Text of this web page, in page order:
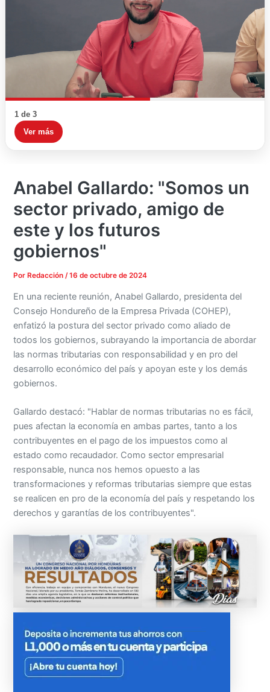
1 de 3
Ver más
Anabel Gallardo: "Somos un
sector privado, amigo de
este y los futuros
gobiernos"
PorRedacción /16 de octubre de 2024
En una reciente reunión, Anabel Gallardo, presidenta del
Consejo Hondureño de la Empresa Privada (COHEP),
enfatizó la postura del sector privado como aliado de
todos los gobiernos, subrayando la importancia de abordar
las normas tributarias con responsabilidad y en pro del
desarrollo económico del país y apoyan este y los demás
gobiernos.
Gallardo destacó: "Hablar de normas tributarias no es fácil,
pues afectan la economía en ambas partes, tanto a los
contribuyentes en el pago de los impuestos como al
estado como recaudador. Como sector empresarial
responsable, nunca nos hemos opuesto a las
transformaciones y reformas tributarias siempre que estas
se realicen en pro de la economía del país y respetando los
derechos y garantías de los contribuyentes".